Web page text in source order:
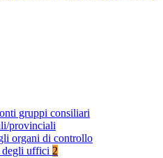
gruppi consiliari
provinciali
organi di controllo
uffici 2